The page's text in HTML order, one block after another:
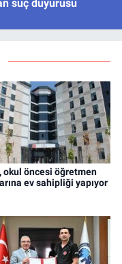
suç duyurusu
okul öncesi öğretmen
ev sahipliği yapıyor